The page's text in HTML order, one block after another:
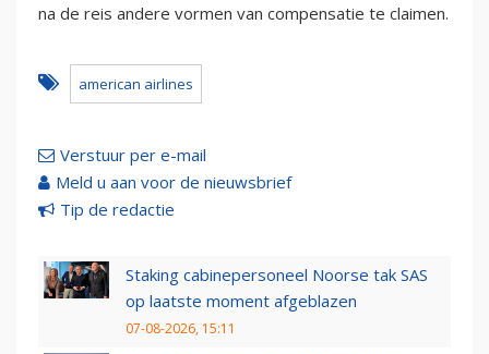
na de reis andere vormen van compensatie te claimen.
american airlines
Verstuur per e-mail
Meld u aan voor de nieuwsbrief
Tip de redactie
Staking cabinepersoneel Noorse tak SAS
op laatste moment afgeblazen
07-08-2026, 15:11